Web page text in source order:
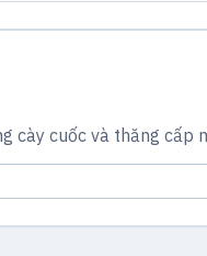
cày cuốc và thăng cấp